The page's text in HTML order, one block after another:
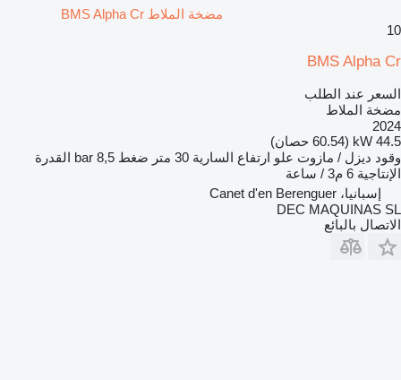
مضخة الملاط BMS Alpha Cr
10
BMS Alpha Cr
السعر عند الطلب
مضخة الملاط
2024
44.5 kW (60.54 حصان)
وقود ديزل / مازوت علو ارتفاع السارية 30 متر ضغط 8,5 bar
القدرة
الإنتاجية 6 م3 / ساعة
إسبانيا، Canet d'en Berenguer
DEC MAQUINAS SL
الاتصال بالبائع